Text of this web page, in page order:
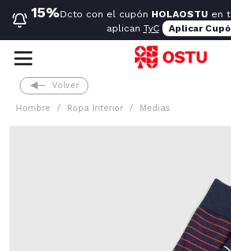
15%Dcto con el cupón HOLAOSTU en
aplican TyC Aplicar
Volver
Hombre Ropa Interior Medias